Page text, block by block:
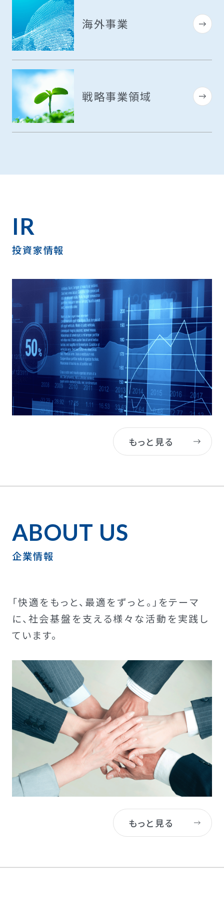
海外事業
戦略事業領域
IR
投資家情報
もっと見る
ABOUT US
企業情報
「快適をもっと、最適をずっと。」をテーマ
に、社会基盤を支える様々な活動を実践し
ています。
もっと見る